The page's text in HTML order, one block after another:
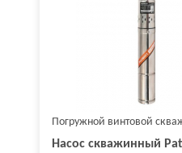
Погружной винтовой
Насос скважинный